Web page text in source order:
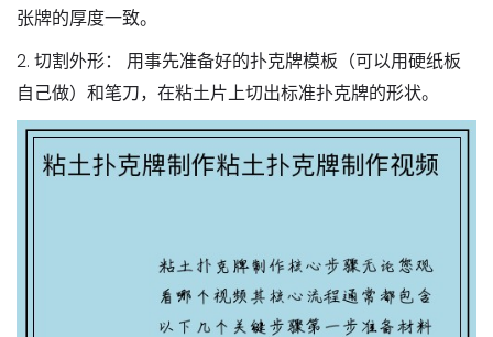
张牌的厚度一致。
2. 切割外形：
用事先准备好的扑克牌模板（可以用硬纸板
自己做）和笔刀，在粘土片上切出标准扑克牌的形状。